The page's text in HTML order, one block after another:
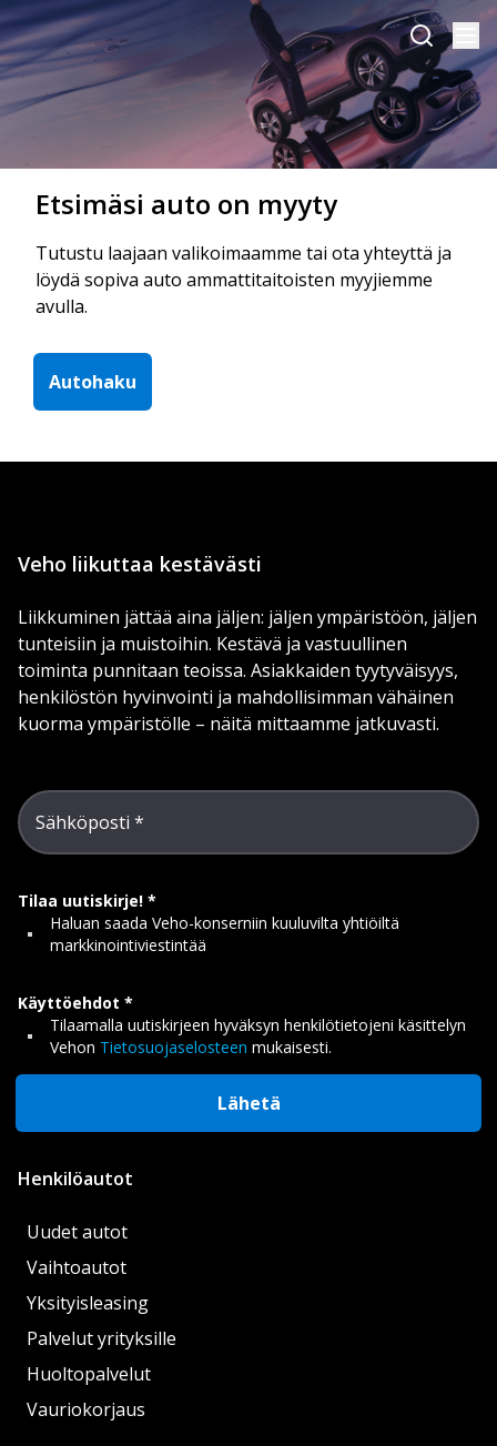
Etsimäsi auto on myyty
Tutustu laajaan valikoimaamme tai ota yhteyttä ja
löydä sopiva auto ammattitaitoisten myyjiemme
avulla.
Autohaku
Veho liikuttaa kestävästi
Liikkuminen jättää aina jäljen: jäljen ympäristöön, jäljen
tunteisiin ja muistoihin. Kestävä ja vastuullinen
toiminta punnitaan teoissa. Asiakkaiden tyytyväisyys,
henkilöstön hyvinvointi ja mahdollisimman vähäinen
kuorma ympäristölle – näitä mittaamme jatkuvasti.
Sähköposti
Tilaa uutiskirje!
Haluan saada Veho-konserniin kuuluvilta yhtiöiltä
markkinointiviestintää
Käyttöehdot
Tilaamalla uutiskirjeen hyväksyn henkilötietojeni käsittelyn
Vehon Tietosuojaselosteen mukaisesti.
Lähetä
Henkilöautot
Uudet autot
Vaihtoautot
Yksityisleasing
Palvelut yrityksille
Huoltopalvelut
Vauriokorjaus